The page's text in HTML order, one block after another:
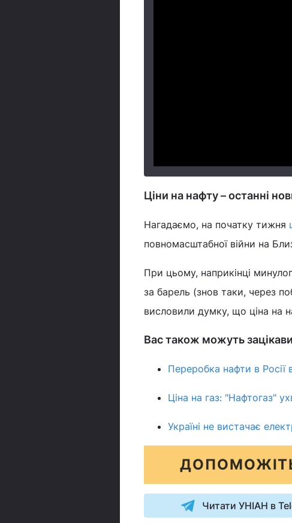
Ціни на нафту – останні
Нагадаємо, на початку тижня
повномасштабної війни на
При цьому, наприкінці
за барель (знов таки, через
висловили думку, що ціна на
Вас також можуть
Переробка нафти в Росії
Ціна на газ: "Нафтогаз"
Україні не вистачає
Читати УНІАН в